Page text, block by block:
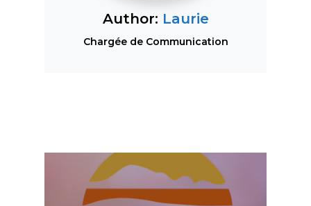
Author: Laurie
Chargée de Communication